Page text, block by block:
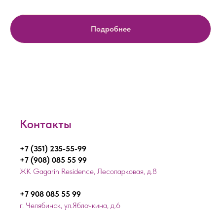
Подробнее
Контакты
+7 (351) 235-55-99
+7 (908) 085 55 99
ЖК Gagarin Residence, Лесопарковая, д.8
+7 908 085 55 99
г. Челябинск, ул.Яблочкина, д.6